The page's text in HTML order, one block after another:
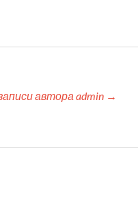
автора admin →